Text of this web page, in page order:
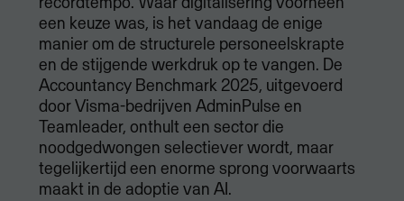
een keuze was, is het vandaag de enige
manier om de structurele personeelskrapte
en de stijgende werkdruk op te vangen. De
Accountancy Benchmark 2025, uitgevoerd
door Visma-bedrijven AdminPulse en
Teamleader, onthult een sector die
noodgedwongen selectiever wordt, maar
tegelijkertijd een enorme sprong voorwaarts
maakt in de adoptie van AI.